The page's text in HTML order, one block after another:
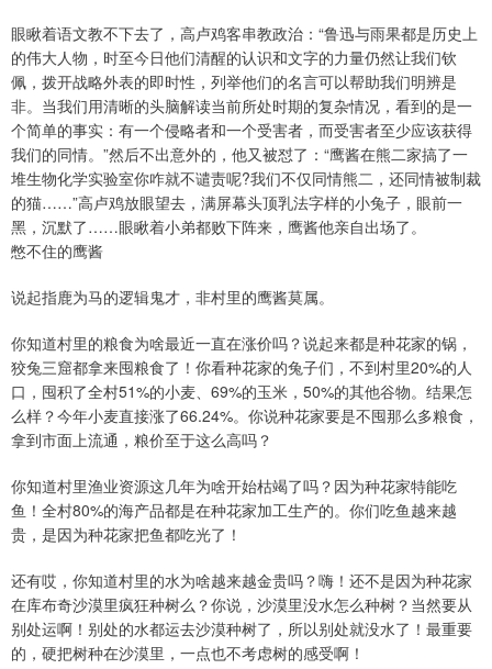
眼瞅着语文教不下去了，高卢鸡客串教政治：“鲁迅与雨果都是历史上
的伟大人物，时至今日他们清醒的认识和文字的力量仍然让我们钦
佩，拨开战略外表的即时性，列举他们的名言可以帮助我们明辨是
非。当我们用清晰的头脑解读当前所处时期的复杂情况，看到的是一
个简单的事实：有一个侵略者和一个受害者，而受害者至少应该获得
我们的同情。”然后不出意外的，他又被怼了：“鹰酱在熊二家搞了一
堆生物化学实验室你咋就不谴责呢?我们不仅同情熊二，还同情被制裁
的猫……”高卢鸡放眼望去，满屏幕头顶乳法字样的小兔子，眼前一
黑，沉默了……眼瞅着小弟都败下阵来，鹰酱他亲自出场了。
憋不住的鹰酱
说起指鹿为马的逻辑鬼才，非村里的鹰酱莫属。
你知道村里的粮食为啥最近一直在涨价吗？说起来都是种花家的锅，
狡兔三窟都拿来囤粮食了！你看种花家的兔子们，不到村里20%的人
口，囤积了全村51%的小麦、69%的玉米，50%的其他谷物。结果怎
么样？今年小麦直接涨了66.24%。你说种花家要是不囤那么多粮食，
拿到市面上流通，粮价至于这么高吗？
你知道村里渔业资源这几年为啥开始枯竭了吗？因为种花家特能吃
鱼！全村80%的海产品都是在种花家加工生产的。你们吃鱼越来越
贵，是因为种花家把鱼都吃光了！
还有哎，你知道村里的水为啥越来越金贵吗？嗨！还不是因为种花家
在库布奇沙漠里疯狂种树么？你说，沙漠里没水怎么种树？当然要从
别处运啊！别处的水都运去沙漠种树了，所以别处就没水了！最重要
的，硬把树种在沙漠里，一点也不考虑树的感受啊！